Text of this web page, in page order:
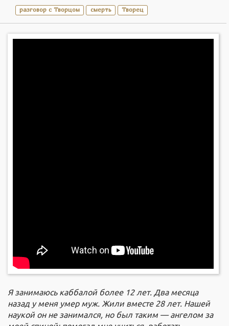
разговор с Творцом смерть Творец
Я занимаюсь каббалой более 12 лет. Два месяца
назад у меня умер муж. Жили вместе 28 лет. Нашей
наукой он не занимался, но был таким — ангелом за